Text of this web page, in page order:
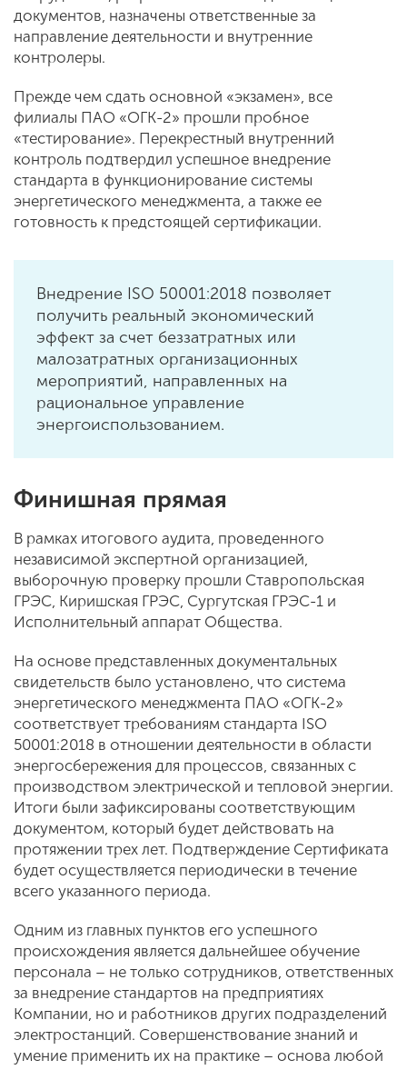
документов, назначены ответственные за
направление деятельности и внутренние
контролеры.
Прежде чем сдать основной «экзамен», все
филиалы ПАО «ОГК-2» прошли пробное
«тестирование». Перекрестный внутренний
контроль подтвердил успешное внедрение
стандарта в функционирование системы
энергетического менеджмента, а также ее
готовность к предстоящей сертификации.
Внедрение ISO 50001:2018 позволяет
получить реальный экономический
эффект за счет беззатратных или
малозатратных организационных
мероприятий, направленных на
рациональное управление
энергоиспользованием.
Финишная прямая
В рамках итогового аудита, проведенного
независимой экспертной организацией,
выборочную проверку прошли Ставропольская
ГРЭС, Киришская ГРЭС, Сургутская ГРЭС-1 и
Исполнительный аппарат Общества.
На основе представленных документальных
свидетельств было установлено, что система
энергетического менеджмента ПАО «ОГК-2»
соответствует требованиям стандарта ISO
50001:2018 в отношении деятельности в области
энергосбережения для процессов, связанных с
производством электрической и тепловой энергии.
Итоги были зафиксированы соответствующим
документом, который будет действовать на
протяжении трех лет. Подтверждение Сертификата
будет осуществляется периодически в течение
всего указанного периода.
Одним из главных пунктов его успешного
происхождения является дальнейшее обучение
персонала – не только сотрудников, ответственных
за внедрение стандартов на предприятиях
Компании, но и работников других подразделений
электростанций. Совершенствование знаний и
умение применить их на практике – основа любой